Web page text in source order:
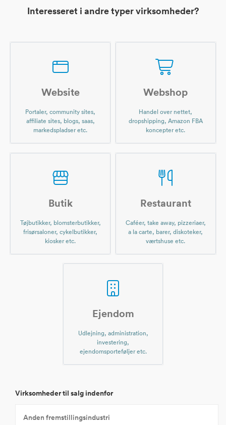
Interesseret i andre typer virksomheder?
Website
Portaler, community sites,
affiliate sites, blogs, saas,
markedspladser etc.
Webshop
Handel over nettet,
dropshipping, Amazon FBA
koncepter etc.
Butik
Tøjbutikker, blomsterbutikker,
frisørsaloner, cykelbutikker,
kiosker etc.
Restaurant
Caféer, take away, pizzeriaer,
a la carte, barer, diskoteker,
værtshuse etc.
Ejendom
Udlejning, administration,
investering,
ejendomsporteføljer etc.
Virksomheder til salg indenfor
Anden fremstillingsindustri